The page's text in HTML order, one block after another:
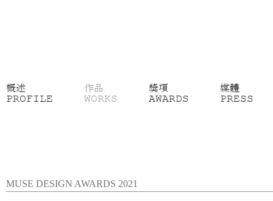
概述
PROFILE
作品
WORKS
獎項
AWARDS
媒體
PRESS
MUSE DESIGN AWARDS 2021